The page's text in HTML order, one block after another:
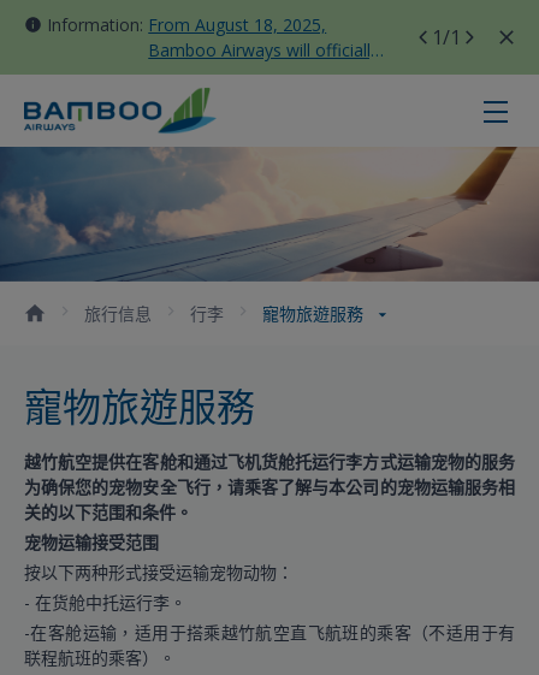
Information: From August 18, 2025,
Bamboo Airways will officially
move all domestic flights to
Tan Son Nhat Terminal T3
1/1
寵物旅遊服務 - Bamboo Airways
旅行信息 行李 寵物旅遊服務
寵物旅遊服務
越竹航空提供在客舱和通过飞机货舱托运行李方式运输宠物的服务
为确保您的宠物安全飞行，请乘客了解与本公司的宠物运输服务相
关的以下范围和条件。
宠物运输接受范围
按以下两种形式接受运输宠物动物：
- 在货舱中托运行李。
-在客舱运输，适用于搭乘越竹航空直飞航班的乘客（不适用于有
联程航班的乘客）。